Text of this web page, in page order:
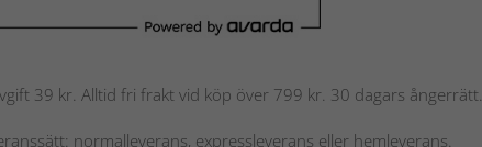
39 kr. Alltid fri frakt vid köp över 799 kr. 30 dagars ångerrätt.
normalleverans, expressleverans eller hemleverans.